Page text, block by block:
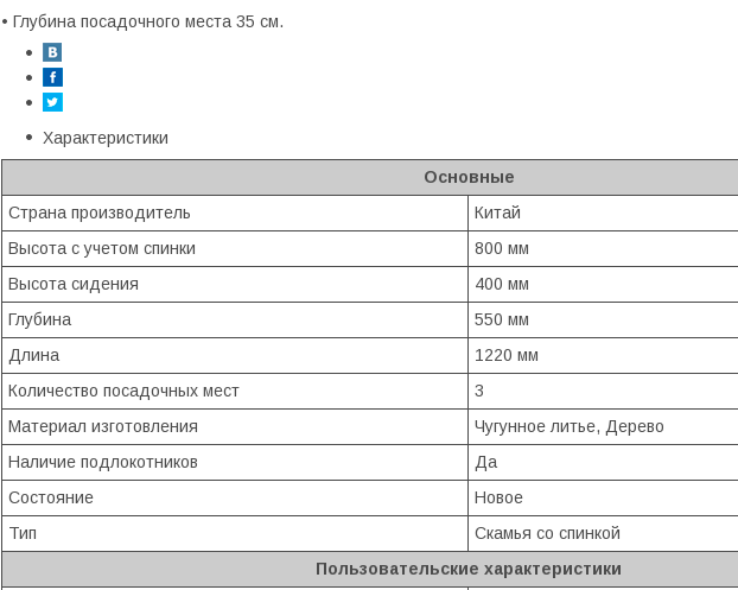
• Глубина посадочного места 35 см.
Характеристики
Основные
Страна производитель
Китай
Высота с учетом спинки
800 мм
Высота сидения
400 мм
Глубина
550 мм
Длина
1220 мм
Количество посадочных мест
3
Материал изготовления
Чугунное литье, Дерево
Наличие подлокотников
Да
Состояние
Новое
Тип
Скамья со спинкой
Пользовательские характеристики